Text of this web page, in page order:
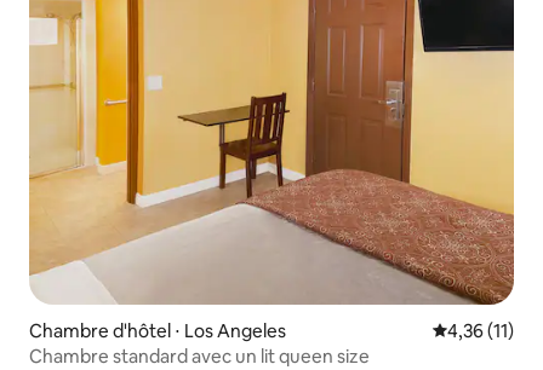
Chambre d'hôtel ⋅ Los Angeles Évaluation
4,36 (11)
Chambre standard avec un lit queen size